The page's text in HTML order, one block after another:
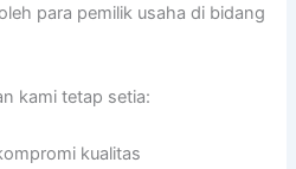
para pemilik usaha di bidang
kami tetap setia:
kualitas